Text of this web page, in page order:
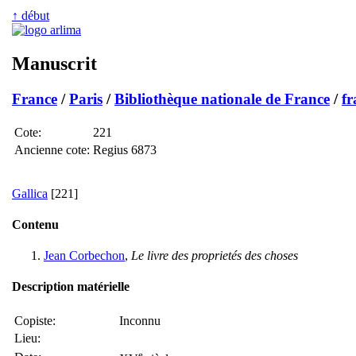
↑ début
Manuscrit
France /Paris /Bibliothèque nationale de France /
Cote:
221
Ancienne cote: Regius 6873
Gallica [221]
Contenu
Jean Corbechon, Le livre des proprietés des choses
Description matérielle
Copiste:
Inconnu
Lieu: